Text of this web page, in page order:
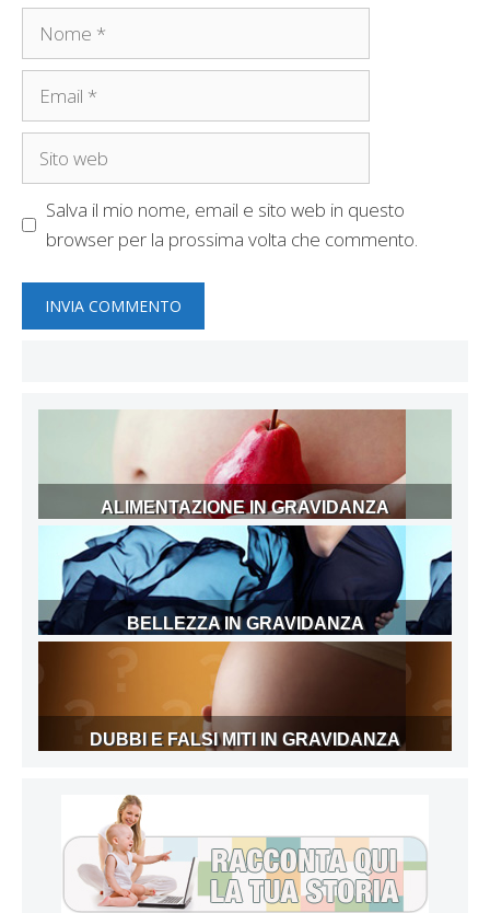
Nome
Email
Sito
Salva il mio nome, email e sito web in questo
browser per la prossima volta che commento.
ALIMENTAZIONE IN GRAVIDANZA
BELLEZZA IN GRAVIDANZA
DUBBI E FALSI MITI IN GRAVIDANZA